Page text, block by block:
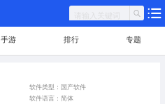
手游 排行 专题
软件类型：国产软件
软件语言：简体